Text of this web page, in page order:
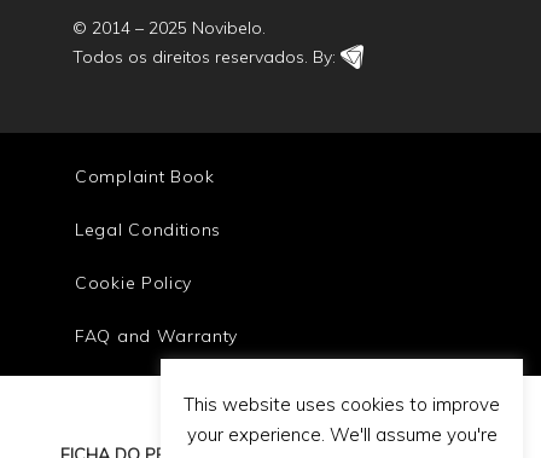
© 2014 – 2025 Novibelo.
Todos os direitos reservados. By:
Complaint Book
Legal Conditions
Cookie Policy
FAQ and Warranty
This website uses cookies to improve
your experience. We'll assume you're